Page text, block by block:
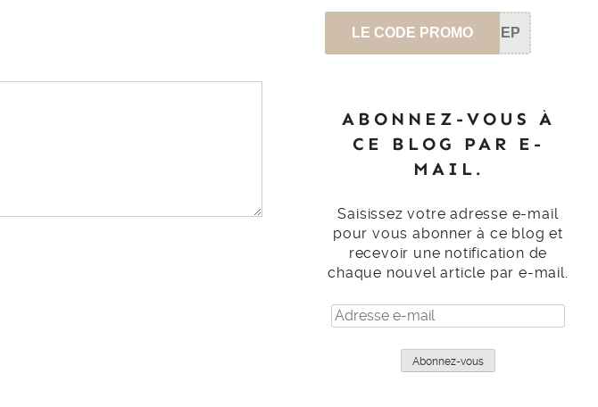
LE CODE PROMO SEP
ABONNEZ-VOUS À
CE BLOG PAR E-
MAIL.
Saisissez votre adresse e-mail
pour vous abonner à ce blog et
recevoir une notification de
chaque nouvel article par e-mail.
Adresse
e-
Abonnez-vous